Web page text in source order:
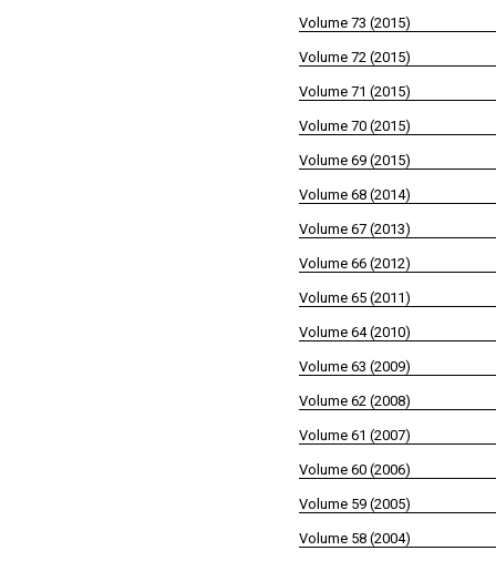
Volume 73 (2015)
Volume 72 (2015)
Volume 71 (2015)
Volume 70 (2015)
Volume 69 (2015)
Volume 68 (2014)
Volume 67 (2013)
Volume 66 (2012)
Volume 65 (2011)
Volume 64 (2010)
Volume 63 (2009)
Volume 62 (2008)
Volume 61 (2007)
Volume 60 (2006)
Volume 59 (2005)
Volume 58 (2004)